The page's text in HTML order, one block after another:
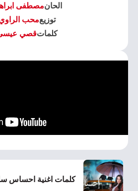
الحانمصطفى
توزيعمحب
كلماتقصي
كلمات اغنية احساس